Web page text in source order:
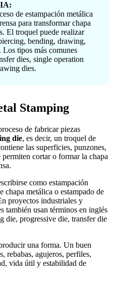
IA:
de estampación metálica
para transformar chapa
El troquel puede realizar
bending, drawing,
tipos más comunes
dies, single operation
dies.
Stamping
de fabricar piezas
die, es decir, un troquel de
las superficies, punzones,
cortar o formar la chapa
como estampación
chapa metálica o estampado de
proyectos industriales y
también usan términos en inglés
die, progressive die, transfer die
una forma. Un buen
rebabas, agujeros, perfiles,
vida útil y estabilidad de